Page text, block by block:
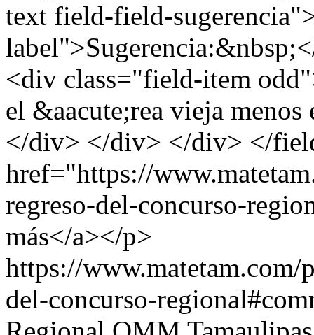
text field-field-
<div class="field-item
el &aacute;rea vieja
</div> </div> </div> </
href="https://
regreso-del-concurso-
más</a></p>
https://www.matetam.com/
del-concurso-